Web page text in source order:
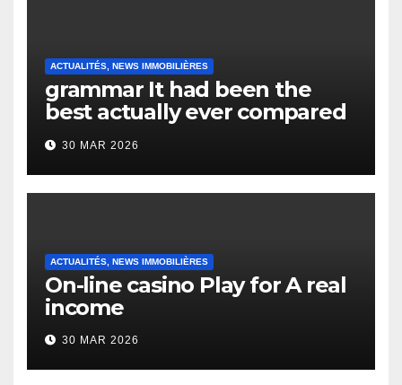
ACTUALITÉS, NEWS IMMOBILIÈRES
grammar It had been the
best actually ever compared
to it’s the top actually?
English Vocabulary Learners
Heap Change
30 MAR 2026
ACTUALITÉS, NEWS IMMOBILIÈRES
On-line casino Play for A real
income
30 MAR 2026